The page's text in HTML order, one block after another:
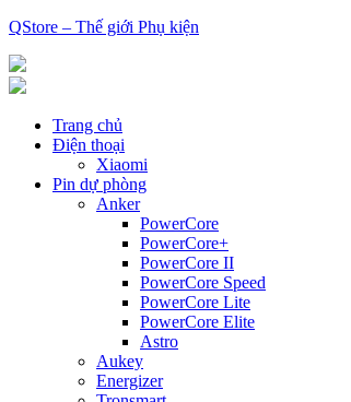
QStore – Thế giới Phụ kiện
Trang chủ
Điện thoại
Xiaomi
Pin dự phòng
Anker
PowerCore
PowerCore+
PowerCore II
PowerCore Speed
PowerCore Lite
PowerCore Elite
Astro
Aukey
Energizer